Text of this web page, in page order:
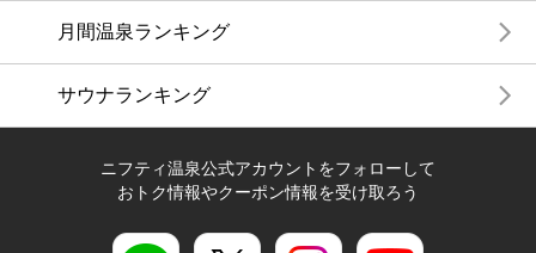
月間温泉ランキング
サウナランキング
ニフティ温泉公式アカウントをフォローして
おトク情報やクーポン情報を受け取ろう